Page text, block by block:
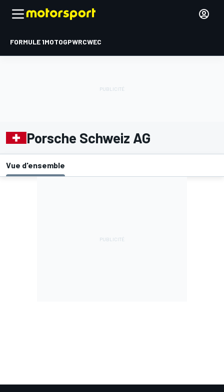
FORMULE 1MOTOGPWRCWEC
Porsche Schweiz AG
Vue d'ensemble